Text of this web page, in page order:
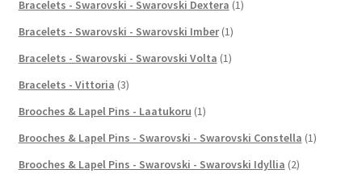
Bracelets - Swarovski - Swarovski Dextera (1)
Bracelets - Swarovski - Swarovski Imber (1)
Bracelets - Swarovski - Swarovski Volta (1)
Bracelets - Vittoria (3)
Brooches & Lapel Pins - Laatukoru (1)
Brooches & Lapel Pins - Swarovski - Swarovski Constella (1)
Brooches & Lapel Pins - Swarovski - Swarovski Idyllia (2)